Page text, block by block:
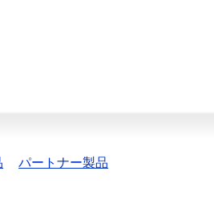
パートナー製品